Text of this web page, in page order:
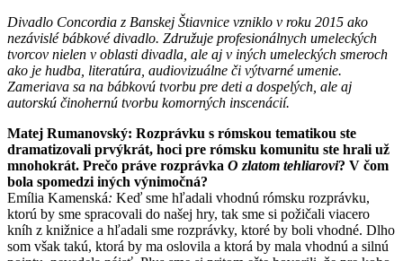
Divadlo Concordia z Banskej Štiavnice vzniklo v roku 2015 ako
nezávislé bábkové divadlo. Združuje profesionálnych umeleckých
tvorcov nielen v oblasti divadla, ale aj v iných umeleckých smeroch
ako je hudba, literatúra, audiovizuálne či výtvarné umenie.
Zameriava sa na bábkovú tvorbu pre deti a dospelých, ale aj
autorskú činohernú tvorbu komorných inscenácií.
Matej Rumanovský: Rozprávku s rómskou tematikou ste
dramatizovali prvýkrát, hoci pre rómsku komunitu ste hrali už
mnohokrát. Prečo práve rozprávka O zlatom tehliarovi? V čom
bola spomedzi iných výnimočná?
Emília Kamenská: Keď sme hľadali vhodnú rómsku rozprávku,
ktorú by sme spracovali do našej hry, tak sme si požičali viacero
kníh z knižnice a hľadali sme rozprávky, ktoré by boli vhodné. Dlho
som však takú, ktorá by ma oslovila a ktorá by mala vhodnú a silnú